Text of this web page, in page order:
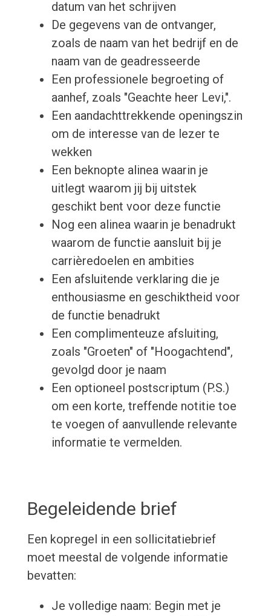
datum van het schrijven
De gegevens van de ontvanger,
zoals de naam van het bedrijf en de
naam van de geadresseerde
Een professionele begroeting of
aanhef, zoals "Geachte heer Levi,".
Een aandachttrekkende openingszin
om de interesse van de lezer te
wekken
Een beknopte alinea waarin je
uitlegt waarom jij bij uitstek
geschikt bent voor deze functie
Nog een alinea waarin je benadrukt
waarom de functie aansluit bij je
carrièredoelen en ambities
Een afsluitende verklaring die je
enthousiasme en geschiktheid voor
de functie benadrukt
Een complimenteuze afsluiting,
zoals "Groeten" of "Hoogachtend",
gevolgd door je naam
Een optioneel postscriptum (P.S.)
om een korte, treffende notitie toe
te voegen of aanvullende relevante
informatie te vermelden.
Begeleidende brief
Een kopregel in een sollicitatiebrief
moet meestal de volgende informatie
bevatten:
Je volledige naam: Begin met je